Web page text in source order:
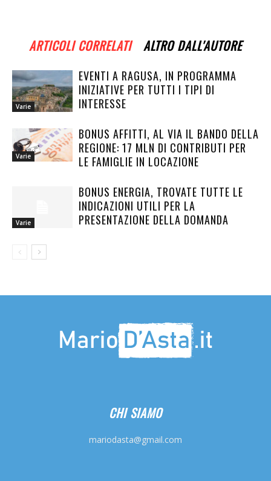
ARTICOLI CORRELATI ALTRO DALL'AUTORE
Varie
EVENTI A RAGUSA, IN PROGRAMMA
INIZIATIVE PER TUTTI I TIPI DI
INTERESSE
Varie
BONUS AFFITTI, AL VIA IL BANDO DELLA
REGIONE: 17 MLN DI CONTRIBUTI PER
LE FAMIGLIE IN LOCAZIONE
Varie
BONUS ENERGIA, TROVATE TUTTE LE
INDICAZIONI UTILI PER LA
PRESENTAZIONE DELLA DOMANDA
CHI SIAMO
mariodasta@gmail.com